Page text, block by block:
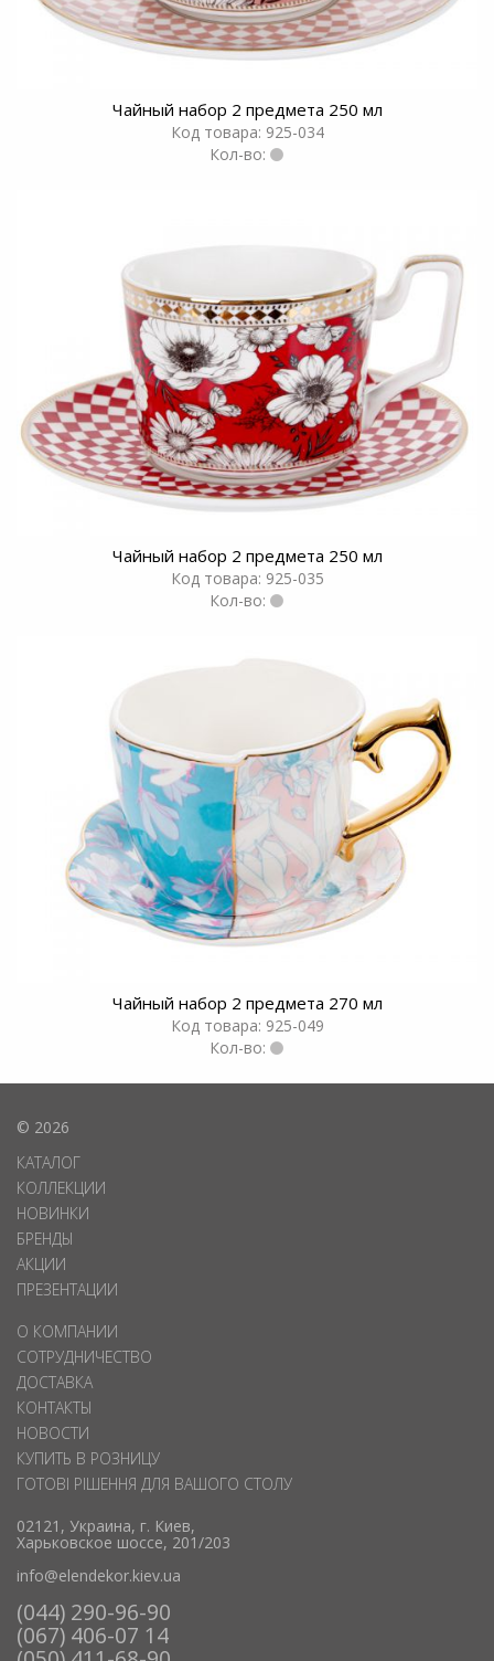
Чайный набор 2 предмета 250 мл
Код товара: 925-034
Кол-во:
Чайный набор 2 предмета 250 мл
Код товара: 925-035
Кол-во:
Чайный набор 2 предмета 270 мл
Код товара: 925-049
Кол-во:
© 2026
КАТАЛОГ
КОЛЛЕКЦИИ
НОВИНКИ
БРЕНДЫ
АКЦИИ
ПРЕЗЕНТАЦИИ
О КОМПАНИИ
СОТРУДНИЧЕСТВО
ДОСТАВКА
КОНТАКТЫ
НОВОСТИ
КУПИТЬ В РОЗНИЦУ
ГОТОВІ РІШЕННЯ ДЛЯ ВАШОГО СТОЛУ
02121, Украина, г. Киев,
Харьковское шоссе, 201/203
info@elendekor.kiev.ua
(044) 290-96-90
(067) 406-07 14